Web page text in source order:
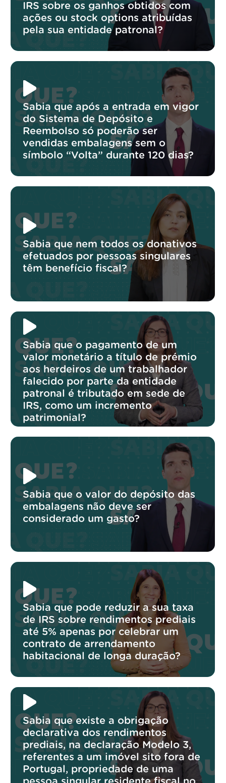
IRS sobre os ganhos obtidos com
ações ou stock options atribuídas
pela sua entidade patronal?
Sabia que após a entrada em vigor
do Sistema de Depósito e
Reembolso só poderão ser
vendidas embalagens sem o
símbolo “Volta” durante 120 dias?
Sabia que nem todos os donativos
efetuados por pessoas singulares
têm benefício fiscal?
Sabia que o pagamento de um
valor monetário a título de prémio
aos herdeiros de um trabalhador
falecido por parte da entidade
patronal é tributado em sede de
IRS, como um incremento
patrimonial?
Sabia que o valor do depósito das
embalagens não deve ser
considerado um gasto?
Sabia que pode reduzir a sua taxa
de IRS sobre rendimentos prediais
até 5% apenas por celebrar um
contrato de arrendamento
habitacional de longa duração?
Sabia que existe a obrigação
declarativa dos rendimentos
prediais, na declaração Modelo 3,
referentes a um imóvel sito fora de
Portugal, propriedade de uma